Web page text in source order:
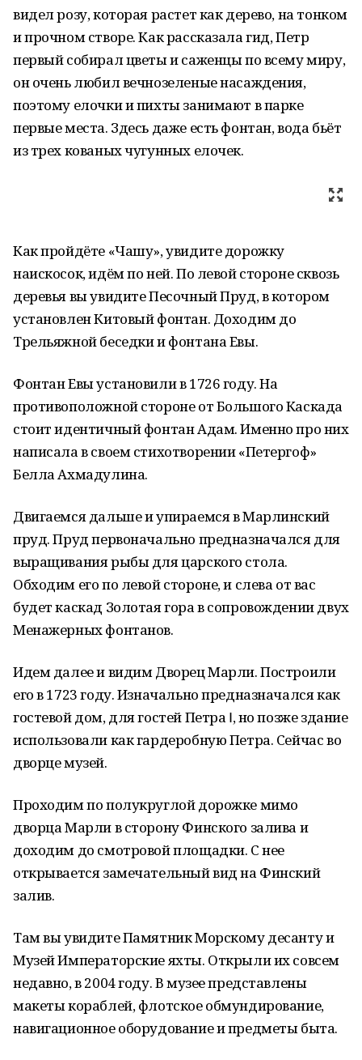
видел розу, которая растет как дерево, на тонком
и прочном створе. Как рассказала гид, Петр
первый собирал цветы и саженцы по всему миру,
он очень любил вечнозеленые насаждения,
поэтому елочки и пихты занимают в парке
первые места. Здесь даже есть фонтан, вода бьёт
из трех кованых чугунных елочек.
Как пройдёте «Чашу», увидите дорожку
наискосок, идём по ней. По левой стороне сквозь
деревья вы увидите Песочный Пруд, в котором
установлен Китовый фонтан. Доходим до
Трельяжной беседки и фонтана Евы.
Фонтан Евы установили в 1726 году. На
противоположной стороне от Большого Каскада
стоит идентичный фонтан Адам. Именно про них
написала в своем стихотворении «Петергоф»
Белла Ахмадулина.
Двигаемся дальше и упираемся в Марлинский
пруд. Пруд первоначально предназначался для
выращивания рыбы для царского стола.
Обходим его по левой стороне, и слева от вас
будет каскад Золотая гора в сопровождении двух
Менажерных фонтанов.
Идем далее и видим Дворец Марли. Построили
его в 1723 году. Изначально предназначался как
гостевой дом, для гостей Петра Ⅰ, но позже здание
использовали как гардеробную Петра. Сейчас во
дворце музей.
Проходим по полукруглой дорожке мимо
дворца Марли в сторону Финского залива и
доходим до смотровой площадки. С нее
открывается замечательный вид на Финский
залив.
Там вы увидите Памятник Морскому десанту и
Музей Императорские яхты. Открыли их совсем
недавно, в 2004 году. В музее представлены
макеты кораблей, флотское обмундирование,
навигационное оборудование и предметы быта.